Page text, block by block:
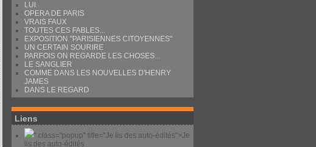
LUI
OPERA DE PARIS
VRAIS FAUX
TOUTES CES FABLES...
EXPOSITION "PARISIENNES CITOYENNES"
UN CERTAIN SOURIRE
PARFOIS ON REGARDE LES CHOSES...
LE SANGLIER
COMME DANS LES NOUVELLES D'HENRY
JAMES
DANS LE REGARD
Liens
" class="popup" title="Je lis des auto-édités">Je
lis des auto-édités